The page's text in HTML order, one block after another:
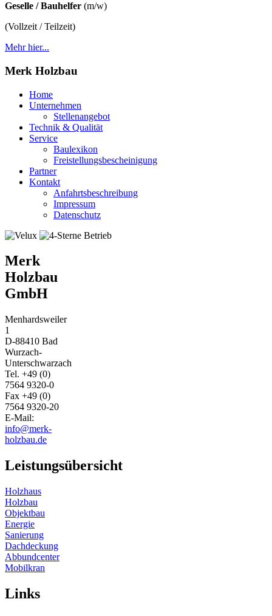
Geselle / Bauhelfer (m/w)
(Vollzeit / Teilzeit)
Mehr hier...
Merk Holzbau
Home
Unternehmen
Stellenangebot
Technik & Qualität
Service
Baulexikon
Freistellungsbescheinigung
Partner
Kontakt
Anfahrtsbeschreibung
Impressum
Datenschutz
Merk
Holzbau
GmbH
Menhardsweiler
1
D-88410 Bad
Wurzach-
Unterschwarzach
Tel. +49 (0)
7564 9320-0
Fax +49 (0)
7564 9320-20
E-Mail:
info@merk-
holzbau.de
Leistungsübersicht
Holzhaus
Holzbau
Objektbau
Energie
Sanierung
Dachdeckung
Abbundcenter
Mobilkran
Links